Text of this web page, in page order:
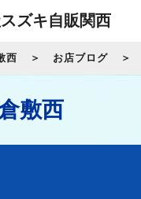
ズキ自販関西
西 お店ブログ
敷西